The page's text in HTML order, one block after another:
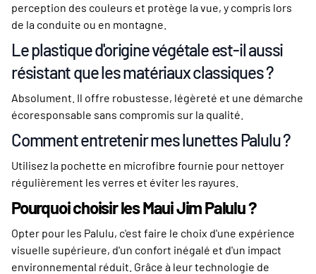
perception des couleurs et protège la vue, y compris lors
de la conduite ou en montagne.
Le plastique d'origine végétale est-il aussi
résistant que les matériaux classiques ?
Absolument. Il offre robustesse, légèreté et une démarche
écoresponsable sans compromis sur la qualité.
Comment entretenir mes lunettes Palulu ?
Utilisez la pochette en microfibre fournie pour nettoyer
régulièrement les verres et éviter les rayures.
Pourquoi choisir les Maui Jim Palulu ?
Opter pour les Palulu, c'est faire le choix d'une expérience
visuelle supérieure, d'un confort inégalé et d'un impact
environnemental réduit. Grâce à leur technologie de